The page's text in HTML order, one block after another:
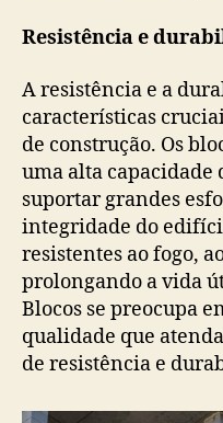
Resistência e
A resistência e a
características
de construção. Os
uma alta capacidade
suportar grandes
integridade do
resistentes ao fogo,
prolongando a vida
Blocos se preocupa
qualidade que
de resistência e